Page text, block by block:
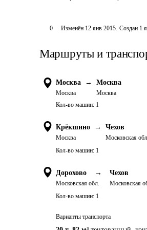
0 Изменён 12 янв 2015. Создан 1
Маршруты и
Москва →
Москва
Москва
Москва
Кол-во машин: 1
Крёкшино →
Москва
Чехов
Московская
Кол-во машин: 1
Дорохово →
Московская обл.
Чехов
Московская
Кол-во машин: 1
Варианты транспорта